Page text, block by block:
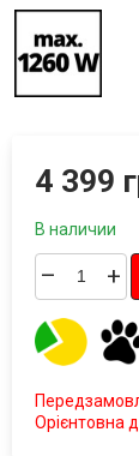
4 399
В наличии
– +
Орієнтовна